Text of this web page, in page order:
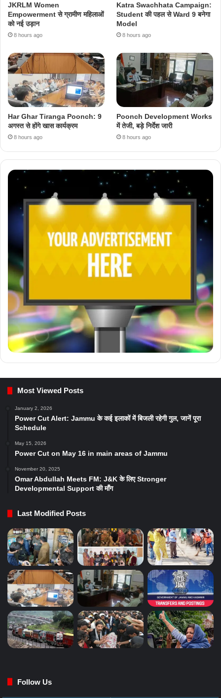
JKRLM Women
Empowerment से ग्रामीण महिलाओं
को नई उड़ान
8 hours ago
Katra Swachhata Campaign:
Student की पहल से Ward 9 बनेगा
Model
8 hours ago
Har Ghar Tiranga Poonch: 9
अगस्त से होंगे खास कार्यक्रम
8 hours ago
Poonch Development Works
में तेजी, बड़े निर्देश जारी
8 hours ago
Most Viewed Posts
January 2, 2026
Power Cut Alert: Jammu के कई इलाकों में बिजली रहेगी गुल, जानें पूरा
Schedule
May 15, 2026
Power Cut on May 16 in main areas of Jammu
November 20, 2025
Omar Abdullah Meets FM: J&K के लिए Stronger
Developmental Support की माँग
Last Modified Posts
Follow Us